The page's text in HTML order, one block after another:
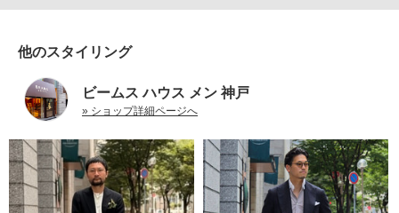
他のスタイリング
ビームス ハウス メン 神戸
» ショップ詳細ページへ